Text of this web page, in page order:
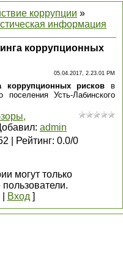
коррупции »
информация
коррупционных
05.04.2017, 2.23.01 PM
коррупционных рисков в
поселения Усть-Лабинского
: admin
Рейтинг: 0.0/0
могут только
Вход ]